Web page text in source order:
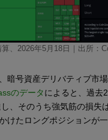
、2026年5月18日｜出所：
暗号資産デリバティブ市
のデータによると、過去
、そのうち強気筋の損失
けたロングポジションが